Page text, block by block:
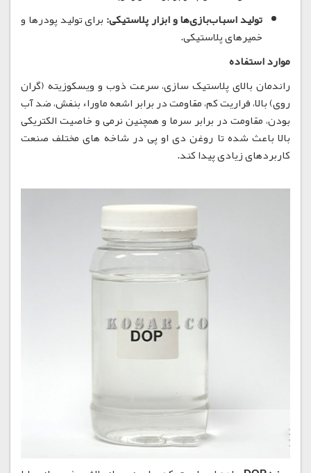
تولید اسباب‌بازی‌ها و ابزار پلاستیکی: برای تولید پودرها و
خمیرهای پلاستیکی.
موارد استفاده
راندمان بالای پلاستیک سازی، سرعت ذوب و ویسکوزیته (گران
روی) بالا، فراریت کم، مقاومت در برابر اشعه ماوراء بنفش، ضد آب
بودن، مقاومت در برابر سرما و همچنین نرمی و خاصیت الکتریکی
بالا باعث شده تا روغن دی او پی در شاخه های مختلف صنعت
کاربردهای زیادی پیدا کند.